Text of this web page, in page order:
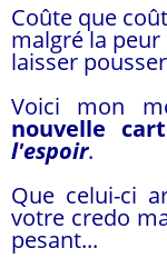
Coûte que
malgré la
laisser
Voici mon
nouvelle
l'espoir.
Que celui-ci
votre credo
pesant...